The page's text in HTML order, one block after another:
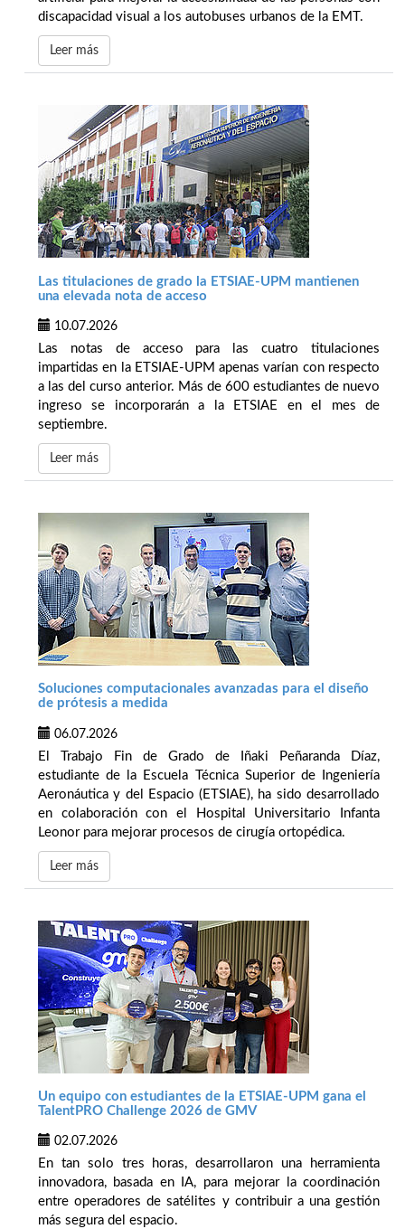
discapacidad visual a los autobuses urbanos de la EMT.
Leer más
Las titulaciones de grado la ETSIAE-UPM mantienen
una elevada nota de acceso
10.07.2026
Las notas de acceso para las cuatro titulaciones
impartidas en la ETSIAE-UPM apenas varían con respecto
a las del curso anterior. Más de 600 estudiantes de nuevo
ingreso se incorporarán a la ETSIAE en el mes de
septiembre.
Leer más
Soluciones computacionales avanzadas para el diseño
de prótesis a medida
06.07.2026
El Trabajo Fin de Grado de Iñaki Peñaranda Díaz,
estudiante de la Escuela Técnica Superior de Ingeniería
Aeronáutica y del Espacio (ETSIAE), ha sido desarrollado
en colaboración con el Hospital Universitario Infanta
Leonor para mejorar procesos de cirugía ortopédica.
Leer más
Un equipo con estudiantes de la ETSIAE-UPM gana el
TalentPRO Challenge 2026 de GMV
02.07.2026
En tan solo tres horas, desarrollaron una herramienta
innovadora, basada en IA, para mejorar la coordinación
entre operadores de satélites y contribuir a una gestión
más segura del espacio.